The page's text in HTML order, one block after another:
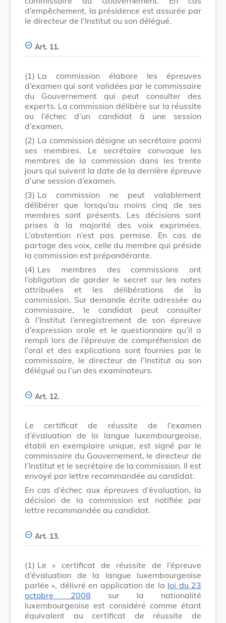
d’empêchement, la présidence est assurée par
le directeur de l’Institut ou son délégué.
Art. 11.
(1) La commission élabore les épreuves
d’examen qui sont validées par le commissaire
du Gouvernement qui peut consulter des
experts. La commission délibère sur la réussite
ou l’échec d’un candidat à une session
d’examen.
(2) La commission désigne un secrétaire parmi
ses membres. Le secrétaire convoque les
membres de la commission dans les trente
jours qui suivent la date de la dernière épreuve
d’une session d’examen.
(3) La commission ne peut valablement
délibérer que lorsqu’au moins cinq de ses
membres sont présents. Les décisions sont
prises à la majorité des voix exprimées.
L’abstention n’est pas permise. En cas de
partage des voix, celle du membre qui préside
la commission est prépondérante.
(4) Les membres des commissions ont
l’obligation de garder le secret sur les notes
attribuées et les délibérations de la
commission. Sur demande écrite adressée au
commissaire, le candidat peut consulter
à l’Institut l’enregistrement de son épreuve
d’expression orale et le questionnaire qu’il a
rempli lors de l’épreuve de compréhension de
l’oral et des explications sont fournies par le
commissaire, le directeur de l’Institut ou son
délégué ou l’un des examinateurs.
Art. 12.
Le certificat de réussite de l’examen
d’évaluation de la langue luxembourgeoise,
établi en exemplaire unique, est signé par le
commissaire du Gouvernement, le directeur de
l’Institut et le secrétaire de la commission. Il est
envoyé par lettre recommandée au candidat.
En cas d’échec aux épreuves d’évaluation, la
décision de la commission est notifiée par
lettre recommandée au candidat.
Art. 13.
(1) Le « certificat de réussite de l’épreuve
d’évaluation de la langue luxembourgeoise
parlée », délivré en application de la loi du 23
octobre 2008 sur la nationalité
luxembourgeoise est considéré comme étant
équivalent au certificat de réussite de